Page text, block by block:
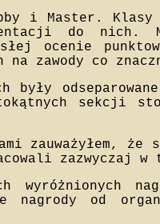
i Master. Klasy
do
ocenie
zawody co
były
sekcji
zauważyłem,
zazwyczaj w
nagrody od